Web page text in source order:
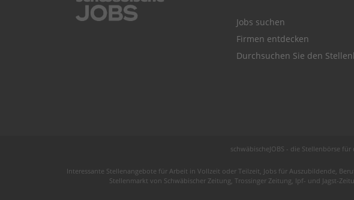
Jobs suchen
Firmen entdecken
Durchsuchen Sie den
schwäbischeJOBS - die Stellenbörse für
Interessante Stellenangebote für Arbeit in Vollzeit oder Teilzeit , Jobs für Auszubildende ,
Stellenmarkt von Schwäbischer Zeitung , Trossinger Zeitung, Ipf- und Jagst-